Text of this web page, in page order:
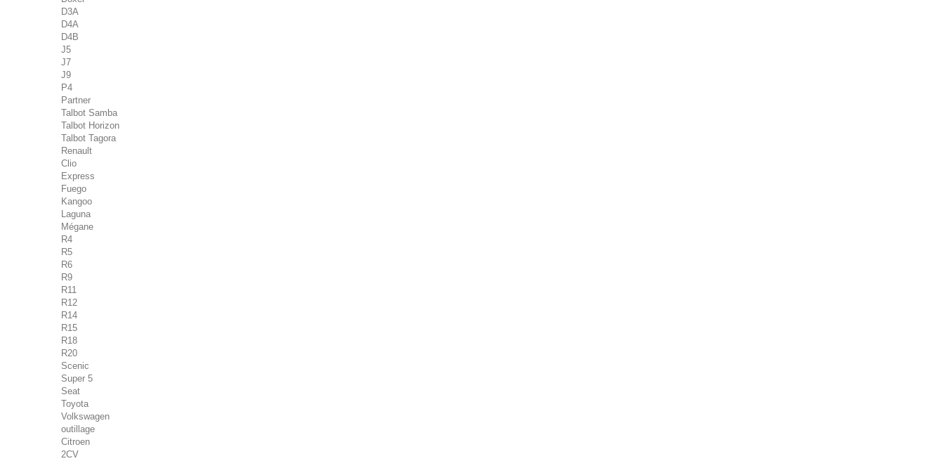
D3A
D4A
D4B
J5
J7
J9
P4
Partner
Talbot Samba
Talbot Horizon
Talbot Tagora
Renault
Clio
Express
Fuego
Kangoo
Laguna
Mégane
R4
R5
R6
R9
R11
R12
R14
R15
R18
R20
Scenic
Super 5
Seat
Toyota
Volkswagen
outillage
Citroen
2CV